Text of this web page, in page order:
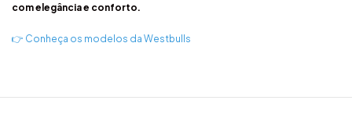
com elegância e conforto.
👉 Conheça os modelos da Westbulls